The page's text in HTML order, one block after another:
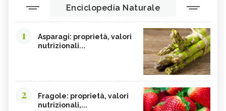
Enciclopedia Naturale
1
Asparagi: proprietà, valori
nutrizionali...
2
Fragole: proprietà, valori
nutrizionali,...